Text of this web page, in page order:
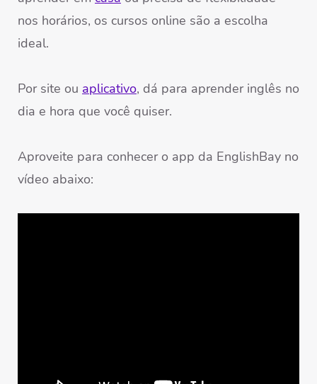
nos horários, os cursos online são a escolha
ideal.
Por site ou aplicativo, dá para aprender inglês no
dia e hora que você quiser.
Aproveite para conhecer o app da EnglishBay no
vídeo abaixo: